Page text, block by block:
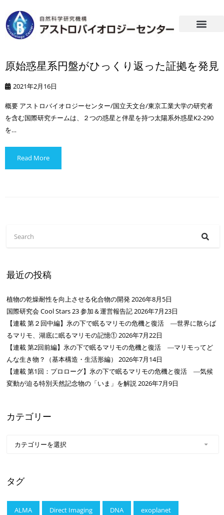
原始惑星系円盤がひっくり返った証拠を発見
2021年2月16日
概要 アストロバイオロジーセンター/国立天文台/東京工業大学の研究者
を含む国際研究チームは、２つの惑星と伴星を持つ太陽系外惑星K2-290
を…
Read More
最近の投稿
植物の乾燥耐性を向上させる化合物の開発2026年8月5日
国際研究会 Cool Stars 23 参加＆運営報告記2026年7月23日
【連載 第２回中編】氷の下で眠るマリモの危機と復活 ―世界に散らば
るマリモ、湖底に眠るマリモの記憶①2026年7月22日
【連載 第2回前編】氷の下で眠るマリモの危機と復活 ―マリモってど
んな生き物？（基本構造・生活形編）
2026年7月14日
【連載 第1回：プロローグ】氷の下で眠るマリモの危機と復活 ―気候
変動が迫る特別天然記念物の「いま」を解説2026年7月9日
カテゴリー
タグ
ALMA Direct Imaging DNA exoplanet